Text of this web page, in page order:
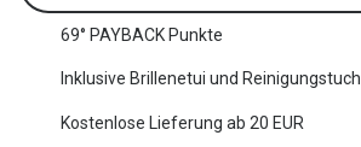
Trends
Ray-Ban Meta
69° PAYBACK Punkte
Inklusive Brillenetui und Reinigungstuch
Kostenlose Lieferung ab 20 EUR